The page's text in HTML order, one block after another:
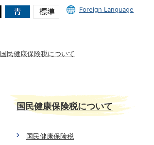
Foreign Language
国民健康保険税について
国民健康保険税について
国民健康保険税